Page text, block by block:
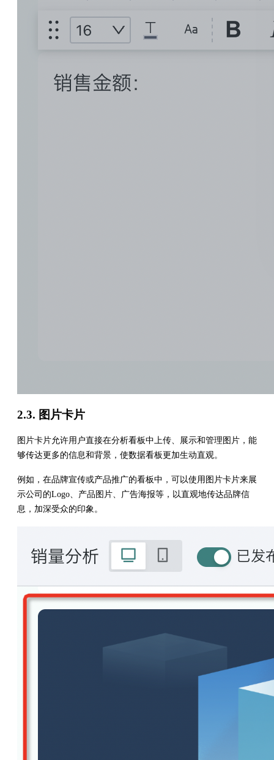
2.3. 图片卡片
图片卡片允许用户直接在分析看板中上传、展示和管理图片，能
够传达更多的信息和背景，使数据看板更加生动直观。
例如，在品牌宣传或产品推广的看板中，可以使用图片卡片来展
示公司的Logo、产品图片、广告海报等，以直观地传达品牌信
息，加深受众的印象。